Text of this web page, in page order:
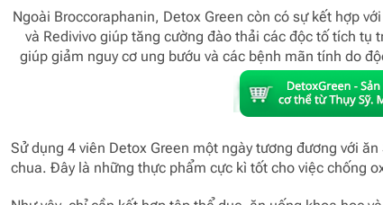
Ngoài Broccoraphanin, Detox Green còn có sự kết hợp
và Redivivo giúp tăng cường đào thải các độc tố tích
giúp giảm nguy cơ ung bướu và các bệnh mãn tính do
Sử dụng 4 viên Detox Green một ngày tương đương với
chua. Đây là những thực phẩm cực kì tốt cho việc chống